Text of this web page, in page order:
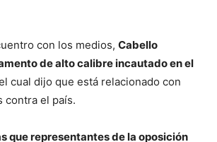
con los medios, Cabello
de alto calibre incautado en el
cual dijo que está relacionado con
contra el país.
que representantes de la oposición